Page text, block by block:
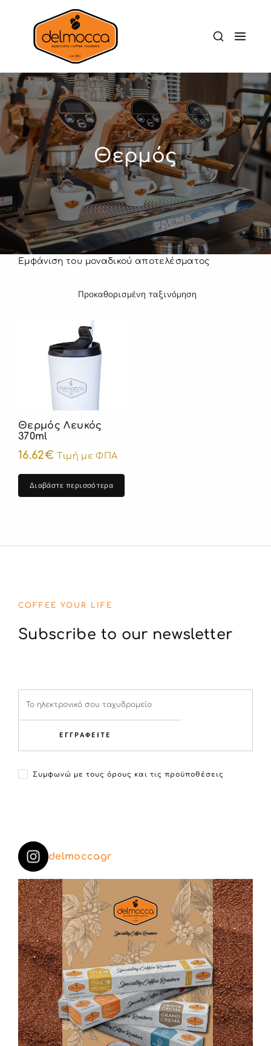
Θερμός
Εμφάνιση του μοναδικού αποτελέσματος
Θερμός Λευκός
370ml
16.62€ Τιμή με ΦΠΑ
Διαβάστε περισσότερα
COFFEE YOUR LIFE
Subscribe to our newsletter
ΕΓΓΡΑΦΕΙΤΕ
Συμφωνώ με τους όρους και τις προϋποθέσεις
delmoccagr